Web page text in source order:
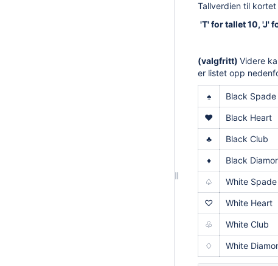
Tallverdien til
'T' for tallet 10, 'J'
(valgfritt) Videre
er listet opp
♠ Black Spade
♥ Black Heart
♣ Black Club
♦ Black
♤ White Spade
♡ White Heart
♧ White Club
♢ White